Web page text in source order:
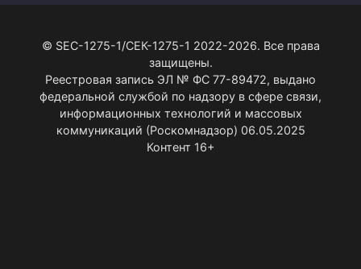
© SEC-1275-1/СЕК-1275-1 2022-2026. Все права
защищены.
Реестровая запись ЭЛ № ФС 77-89472, выдано
федеральной службой по надзору в сфере связи,
информационных технологий и массовых
коммуникаций (Роскомнадзор) 06.05.2025
Контент 16+